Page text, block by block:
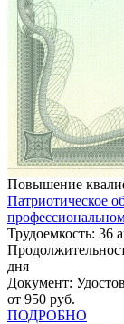
Повышение
Патриотическое
Трудоемкость: 36
дня
Документ:
от 950 руб.
ПОДРОБНО